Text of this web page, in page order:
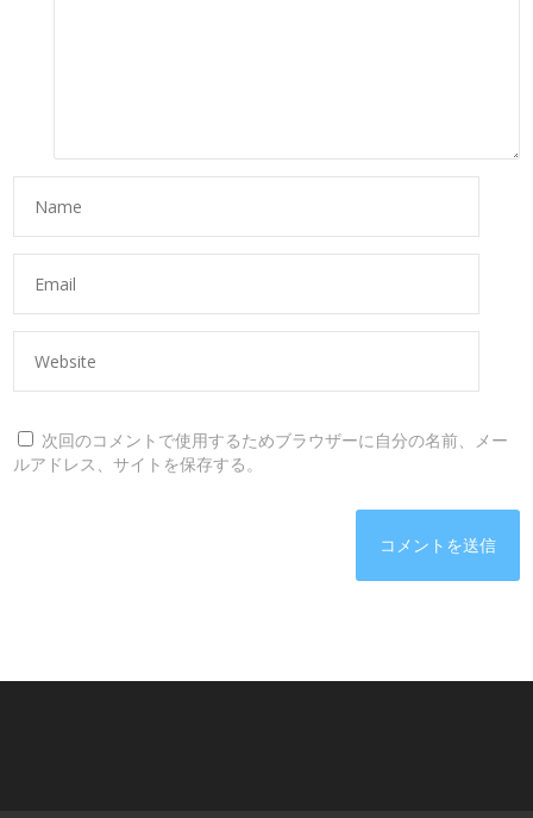
次回のコメントで使用するためブラウザーに自分の名前、メー
ルアドレス、サイトを保存する。